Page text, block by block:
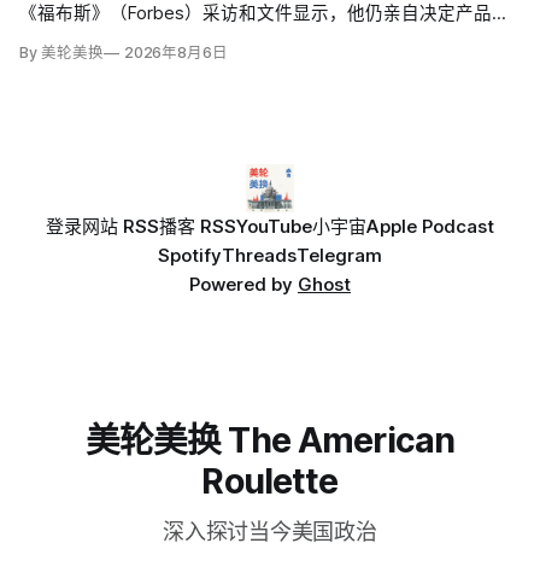
《福布斯》（Forbes）采访和文件显示，他仍亲自决定产品标
伙伴乃至外国领导人谈生意。
By 美轮美换 2026年8月6日
登录网站 RSS播客 RSSYouTube小宇宙Apple Podcast
SpotifyThreadsTelegram
Powered by Ghost
美轮美换 The American
Roulette
深入探讨当今美国政治